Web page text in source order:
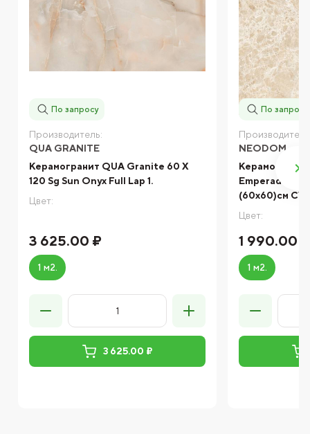
По запросу
Производитель:
QUA GRANITE
Керамогранит QUA Granite 60 X
120 Sg Sun Onyx Full Lap 1.
Цвет:
3 625.00 ₽
1 м2.
3 625.00 ₽
По запросу
NEODOM
Emperador
(60x60)см
Цвет:
1 990.00 ₽
1 м2.